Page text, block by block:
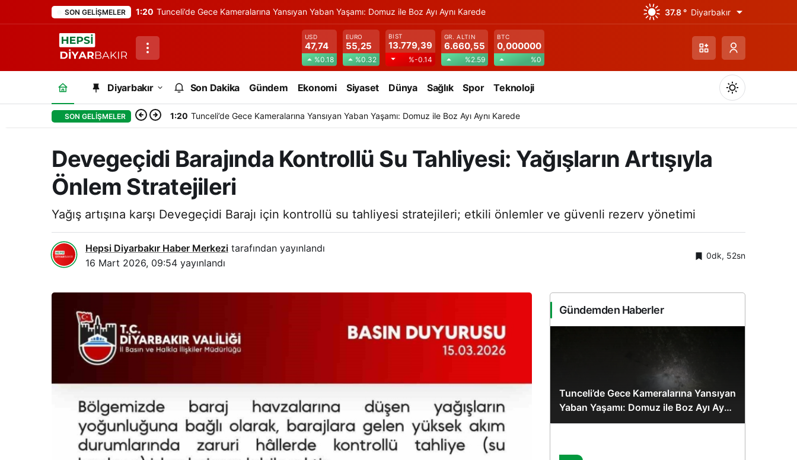
SON GELIŞMELER 1:20 Tunceli’de Gece Kameralarına Yansıyan Yaban Yaşamı: Domuz ile Boz Ayı Aynı Karede 37.8 ° Diyarbakır
USD
47,74
%0.18
EURO
55,25
%0.32
BIST
13.779,39
%-0.14
GR. ALTIN
6.660,55
%2.59
BTC
0,000000
%0
Diyarbakır Son Dakika Gündem Ekonomi Siyaset Dünya Sağlık Spor Teknoloji
SON GELIŞMELER 1:20 Tunceli’de Gece Kameralarına Yansıyan Yaban Yaşamı: Domuz ile Boz Ayı Aynı Karede
Devegeçidi Barajında Kontrollü Su Tahliyesi: Yağışların Artışıyla
Önlem Stratejileri
Yağış artışına karşı Devegeçidi Barajı için kontrollü su tahliyesi stratejileri; etkili önlemler ve güvenli rezerv yönetimi
Hepsi Diyarbakır Haber Merkezi tarafından yayınlandı
16 Mart 2026, 09:54 yayınlandı
0dk, 52sn
Gündemden Haberler
Tunceli’de Gece Kameralarına Yansıyan
Yaban Yaşamı: Domuz ile Boz Ayı Aynı
Karede